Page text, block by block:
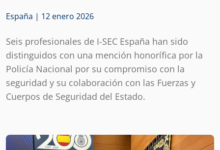
España | 12 enero 2026
Seis profesionales de I-SEC España han sido
distinguidos con una mención honorífica por la
Policía Nacional por su compromiso con la
seguridad y su colaboración con las Fuerzas y
Cuerpos de Seguridad del Estado.